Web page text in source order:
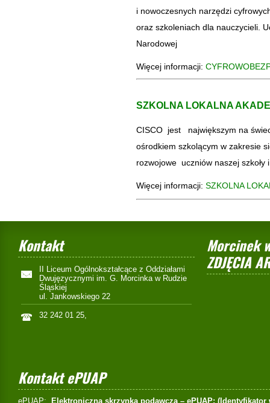
i nowoczesnych narzędzi
oraz szkoleniach dla nauczycieli.
Narodowej
Więcej informacji:
SZKOLNA LOKALNA
CISCO jest największym na
ośrodkiem szkolącym w zakresie
rozwojowe uczniów naszej
Więcej informacji: SZKOLNA
Kontakt
II Liceum Ogólnokształcące z Oddziałami
Dwujęzycznymi im. G. Morcinka w Rudzie
Śląskiej
ul. Jankowskiego 22
32 242 01 25,
Morcinek
ZDJĘCIA
Kontakt ePUAP
ePUAP: Elektroniczna skrzynka podawcza – ePUAP: (Identyfikator